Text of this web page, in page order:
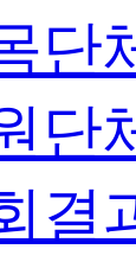
단
단
결